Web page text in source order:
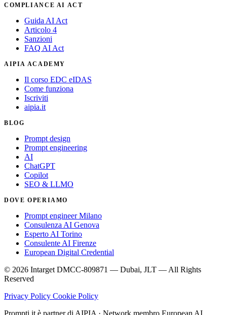
COMPLIANCE AI ACT
Guida AI Act
Articolo 4
Sanzioni
FAQ AI Act
AIPIA ACADEMY
Il corso EDC eIDAS
Come funziona
Iscriviti
aipia.it
BLOG
Prompt design
Prompt engineering
AI
ChatGPT
Copilot
SEO & LLMO
DOVE OPERIAMO
Prompt engineer Milano
Consulenza AI Genova
Esperto AI Torino
Consulente AI Firenze
European Digital Credential
© 2026 Intarget DMCC-809871 — Dubai, JLT — All Rights
Reserved
Privacy Policy Cookie Policy